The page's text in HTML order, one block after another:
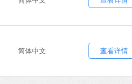
简体中文 查看详情
软件大小：19.78 MB